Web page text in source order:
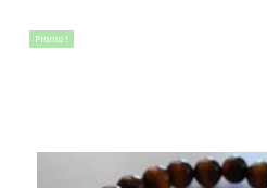
Promo !